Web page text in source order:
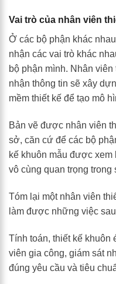
Vai trò của nhân viên
Ở các bộ phận khác
nhận các vai trò khác
bộ phận mình. Nhân
nhận thông tin sẽ xây
mềm thiết kế để tạo mô
Bản vẽ được nhân viên
sở, căn cứ để các bộ
kế khuôn mẫu được xem
vô cùng quan trọng trong
Tóm lại một nhân viên
làm được những việc
Tính toán, thiết kế khuôn
viên gia công, giám sát
đúng yêu cầu và tiêu